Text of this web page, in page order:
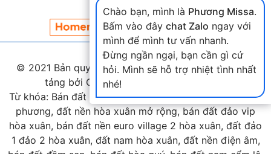
Chào bạn, mình là Phương Missa.
Bấm vào đây chat Zalo ngay với
mình để mình tư vấn nhanh.
Đừng ngần ngại, bạn cần gì cứ
hỏi. Mình sẽ hỗ trợ nhiệt tình nhất
nhé!
© 2021 Bản quyền thuộclandmap.vn. Phát triển nền
tảng bởi Công ty Home Land Việt Nam.
Từ khóa: Bán đất hòa xuân, bán đất nam cầu nguyễn tri
phương, đất nền hòa xuân mở rộng, bán đất đảo vip
hòa xuân, bán đất nền euro village 2 hòa xuân, đất đảo
1 đảo 2 hòa xuân, đất nam hòa xuân, đất nền điện âm,